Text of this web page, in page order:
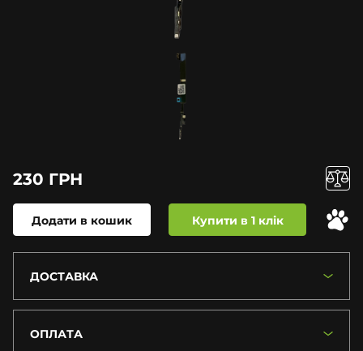
230 ГРН
Додати в кошик Купити в 1 клік
ДОСТАВКА
ОПЛАТА